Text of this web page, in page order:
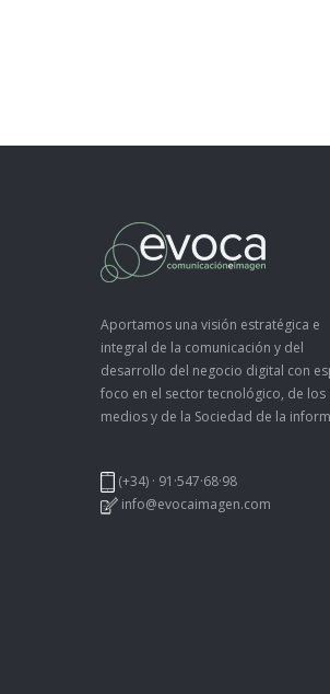
Aportamos una visión estratégica e
integral de la comunicación y del
desarrollo del negocio digital con
foco en el sector tecnológico, de los
medios y de la Sociedad de la
(+34) · 91·547·68·98
info@evocaimagen.com